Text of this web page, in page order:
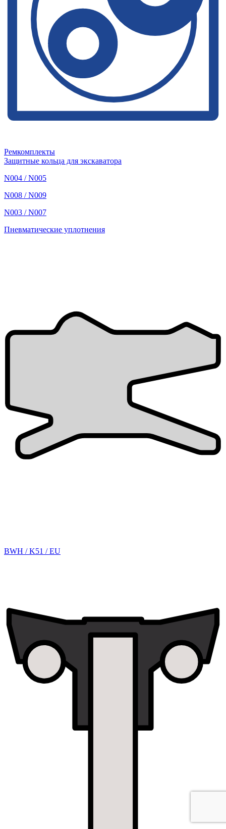
Ремкомплекты
Защитные кольца для экскаватора
N004 / N005
N008 / N009
N003 / N007
Пневматические уплотнения
BWH / K51 / EU